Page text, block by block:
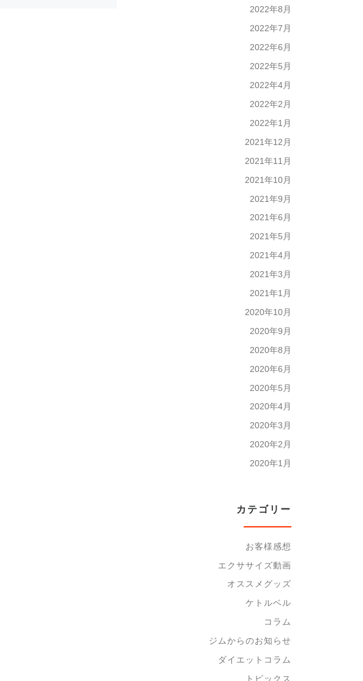
2022年8月
2022年7月
2022年6月
2022年5月
2022年4月
2022年2月
2022年1月
2021年12月
2021年11月
2021年10月
2021年9月
2021年6月
2021年5月
2021年4月
2021年3月
2021年1月
2020年10月
2020年9月
2020年8月
2020年6月
2020年5月
2020年4月
2020年3月
2020年2月
2020年1月
カテゴリー
お客様感想
エクササイズ動画
オススメグッズ
ケトルベル
コラム
ジムからのお知らせ
ダイエットコラム
トピックス